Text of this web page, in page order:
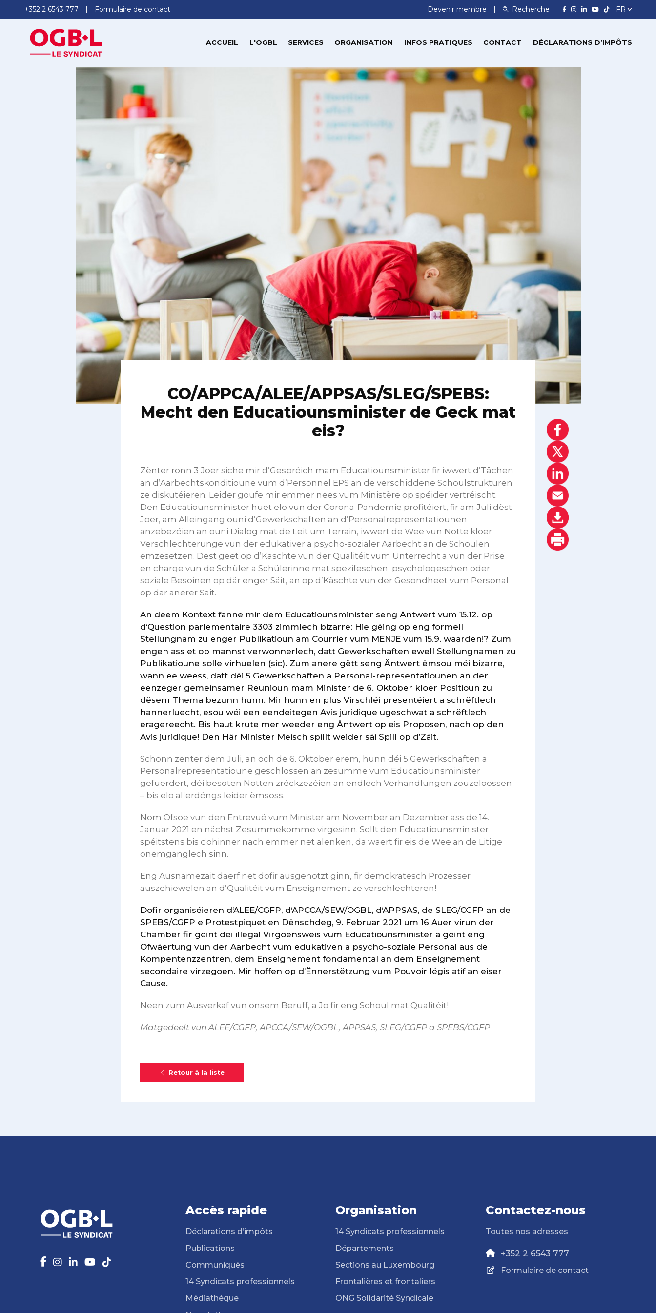
+352 2 6543 777 Formulaire de contact Devenir membre Recherche
ACCUEIL L'OGBL SERVICES ORGANISATION INFOS PRATIQUES CONTACT DÉCLARATIONS D’IMPÔTS
CO/APPCA/ALEE/APPSAS/SLEG/SPEBS:
Mecht den Educatiounsminister de Geck mat
eis?
Zënter ronn 3 Joer siche mir d’Gespréich mam Educatiounsminister fir iwwert d’Tâchen
an d’Aarbechtskonditioune vum d’Personnel EPS an de verschiddene Schoulstrukturen
ze diskutéieren. Leider goufe mir ëmmer nees vum Ministère op spéider vertréischt.
Den Educatiounsminister huet elo vun der Corona-Pandemie profitéiert, fir am Juli dëst
Joer, am Alleingang ouni d’Gewerkschaften an d’Personalrepresentatiounen
anzebezéien an ouni Dialog mat de Leit um Terrain, iwwert de Wee vun Notte kloer
Verschlechterunge vun der edukativer a psycho-sozialer Aarbecht an de Schoulen
ëmzesetzen. Dëst geet op d’Käschte vun der Qualitéit vum Unterrecht a vun der Prise
en charge vun de Schüler a Schülerinne mat spezifeschen, psychologeschen oder
soziale Besoinen op där enger Säit, an op d’Käschte vun der Gesondheet vum Personal
op där anerer Säit.
An deem Kontext fanne mir dem Educatiounsminister seng Äntwert vum 15.12. op
d‘Question parlementaire 3303 zimmlech bizarre: Hie géing op eng formell
Stellungnam zu enger Publikatioun am Courrier vum MENJE vum 15.9. waarden!? Zum
engen ass et op mannst verwonnerlech, datt Gewerkschaften ewell Stellungnamen zu
Publikatioune solle virhuelen (sic). Zum anere gëtt seng Äntwert ëmsou méi bizarre,
wann ee weess, datt déi 5 Gewerkschaften a Personal-representatiounen an der
eenzeger gemeinsamer Reunioun mam Minister de 6. Oktober kloer Positioun zu
dësem Thema bezunn hunn. Mir hunn en plus Virschléi presentéiert a schrëftlech
hannerluecht, esou wéi een eendeitegen Avis juridique ugeschwat a schrëftlech
eragereecht. Bis haut krute mer weeder eng Äntwert op eis Proposen, nach op den
Avis juridique! Den Här Minister Meisch spillt weider säi Spill op d’Zäit.
Schonn zënter dem Juli, an och de 6. Oktober erëm, hunn déi 5 Gewerkschaften a
Personalrepresentatioune geschlossen an zesumme vum Educatiounsminister
gefuerdert, déi besoten Notten zréckzezéien an endlech Verhandlungen zouzeloossen
– bis elo allerdéngs leider ëmsoss.
Nom Ofsoe vun den Entrevuë vum Minister am November an Dezember ass de 14.
Januar 2021 en nächst Zesummekomme virgesinn. Sollt den Educatiounsminister
spéitstens bis dohinner nach ëmmer net alenken, da wäert fir eis de Wee an de Litige
onëmgänglech sinn.
Eng Ausnamezäit däerf net dofir ausgenotzt ginn, fir demokratesch Prozesser
auszehiewelen an d’Qualitéit vum Enseignement ze verschlechteren!
Dofir organiséieren d‘ALEE/CGFP, d‘APCCA/SEW/OGBL, d‘APPSAS, de SLEG/CGFP an de
SPEBS/CGFP e Protestpiquet en Dënschdeg, 9. Februar 2021 um 16 Auer virun der
Chamber fir géint déi illegal Virgoensweis vum Educatiounsminister a géint eng
Ofwäertung vun der Aarbecht vum edukativen a psycho-soziale Personal aus de
Kompentenzzentren, dem Enseignement fondamental an dem Enseignement
secondaire virzegoen. Mir hoffen op d’Ënnerstëtzung vum Pouvoir législatif an eiser
Cause.
Neen zum Ausverkaf vun onsem Beruff, a Jo fir eng Schoul mat Qualitéit!
Matgedeelt vun ALEE/CGFP, APCCA/SEW/OGBL, APPSAS, SLEG/CGFP a SPEBS/CGFP
Retour à la liste
Accès rapide
Déclarations d’impôts
Publications
Communiqués
14 Syndicats professionnels
Médiathèque
Organisation
14 Syndicats professionnels
Départements
Sections au Luxembourg
Frontalières et frontaliers
ONG Solidarité Syndicale
Contactez-nous
Toutes nos adresses
+352 2 6543 777
Formulaire de contact